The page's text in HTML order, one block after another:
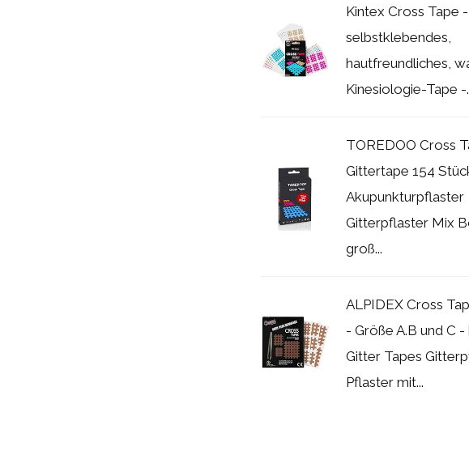
Kintex Cross Tape -
selbstklebendes,
hautfreundliches,
Kinesiologie-Tape -
TOREDOO Cross
Gittertape 154
Akupunkturpflaster
Gitterpflaster Mix
groß...
ALPIDEX Cross
- Größe A.B und C
Gitter Tapes
Pflaster mit...